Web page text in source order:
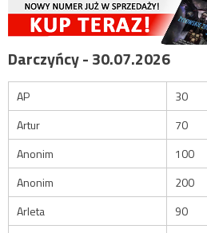
Darczyńcy - 30.07.2026
AP
30
Artur
70
Anonim
100
Anonim
200
Arleta
90